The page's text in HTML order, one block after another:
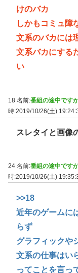
けのバカ
しかもコミュ障
文系のバカには
文系バカにする
い
18 名前:番組の途中です
時:2019/10/26(土)
スレタイと画像
24 名前:番組の途中です
時:2019/10/26(土)
>>18
近年のゲームに
らず
グラフィックや
文系の仕事はい
ってことを言っ